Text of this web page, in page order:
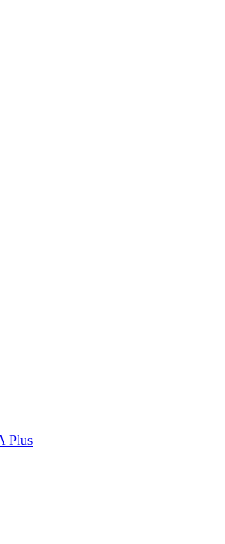
Plus